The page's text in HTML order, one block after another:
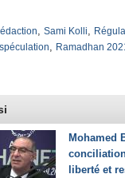
Sami Kolli
spéculation Ramadhan
Mohamed
liberté et